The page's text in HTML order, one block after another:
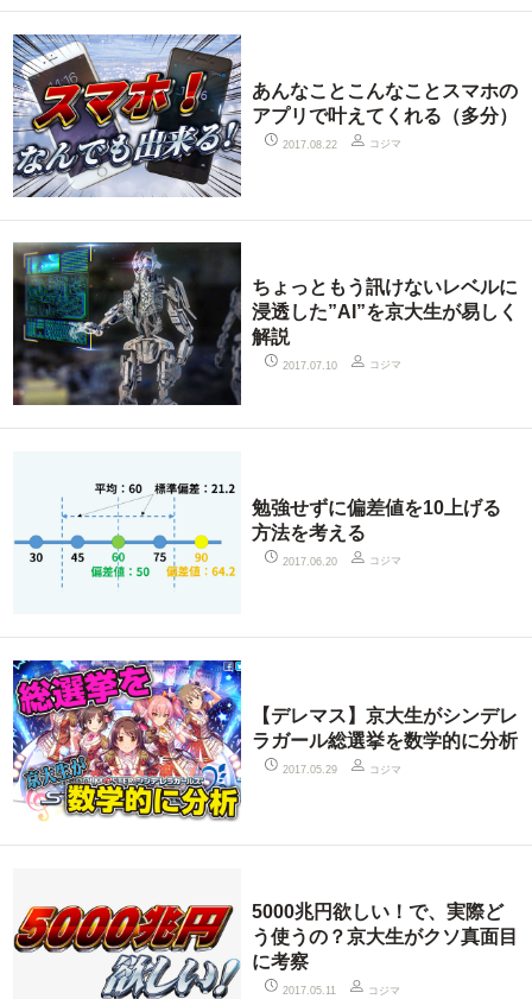
あんなことこんなことスマホの
アプリで叶えてくれる（多分）
2017.08.22 コジマ
ちょっともう訊けないレベルに
浸透した”AI”を京大生が易しく
解説
2017.07.10 コジマ
勉強せずに偏差値を10上げる
方法を考える
2017.06.20 コジマ
【デレマス】京大生がシンデレ
ラガール総選挙を数学的に分析
2017.05.29 コジマ
5000兆円欲しい！で、実際ど
う使うの？京大生がクソ真面目
に考察
2017.05.11 コジマ